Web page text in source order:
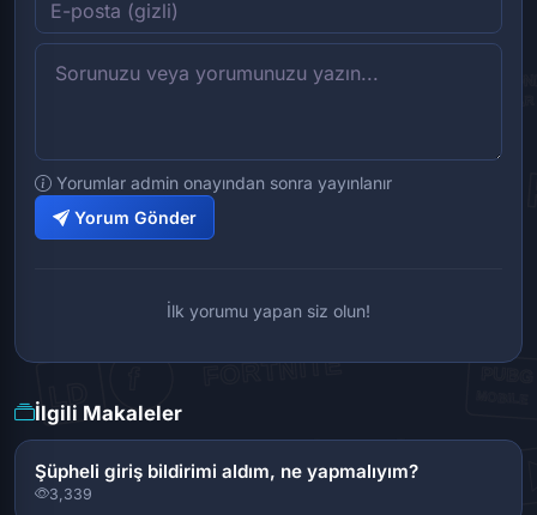
Yorumlar admin onayından sonra yayınlanır
Yorum Gönder
İlk yorumu yapan siz olun!
İlgili Makaleler
Şüpheli giriş bildirimi aldım, ne yapmalıyım?
3,339